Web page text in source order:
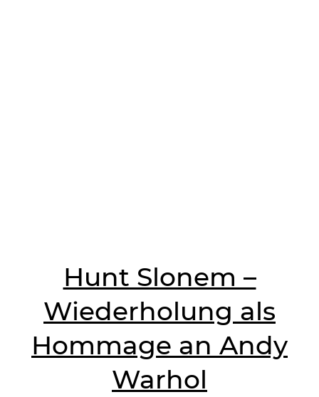
Hunt Slonem –
Wiederholung als
Hommage an Andy
Warhol